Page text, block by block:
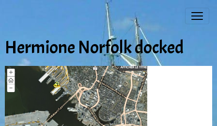
Hermione Norfolk docked